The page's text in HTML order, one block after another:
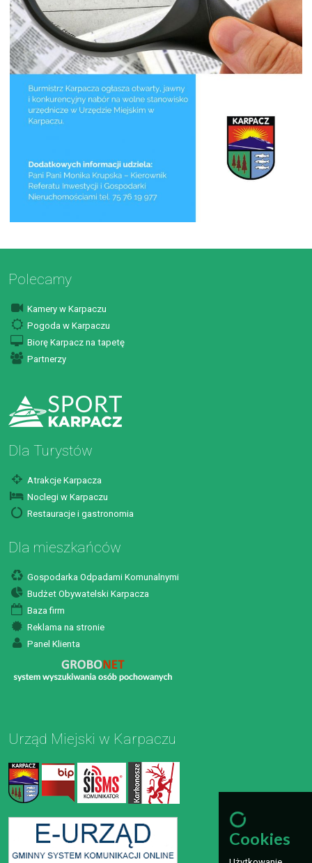
Polecamy
Kamery w Karpaczu
Pogoda w Karpaczu
Biorę Karpacz na tapetę
Partnerzy
Dla Turystów
Atrakcje Karpacza
Noclegi w Karpaczu
Restauracje i gastronomia
Dla mieszkańców
Gospodarka Odpadami Komunalnymi
Budżet Obywatelski Karpacza
Baza firm
Reklama na stronie
Panel Klienta
Urząd Miejski w Karpaczu
Cookies